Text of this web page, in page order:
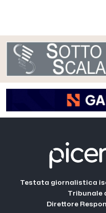
Testata giornalistica
Tribunale
Direttore